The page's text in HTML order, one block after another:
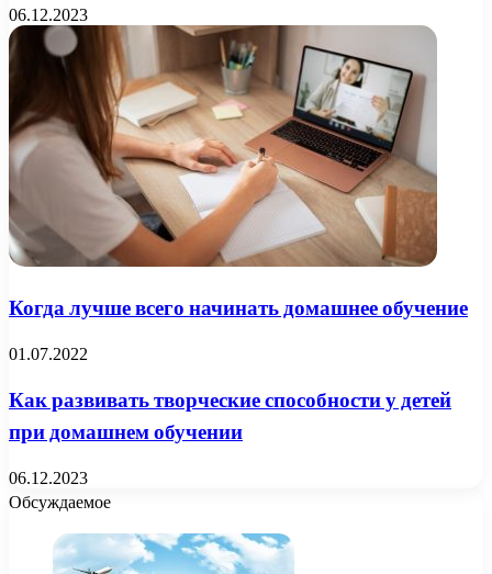
06.12.2023
Когда лучше всего начинать домашнее обучение
01.07.2022
Как развивать творческие способности у детей
при домашнем обучении
06.12.2023
Обсуждаемое